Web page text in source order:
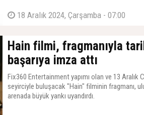
18 Aralık 2024, Çarşamba - 07:00
Hain filmi, fragmanıyla
başarıya imza attı
Fix360 Entertainment yapımı olan ve 13 Aralık
seyirciyle buluşacak "Hain" filminin fragmanı,
arenada büyük yankı uyandırdı.